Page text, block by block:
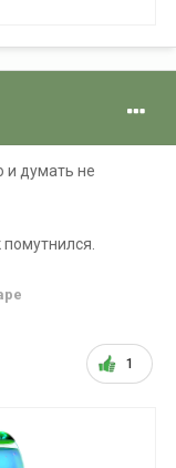
и думать не
помутнился.
1